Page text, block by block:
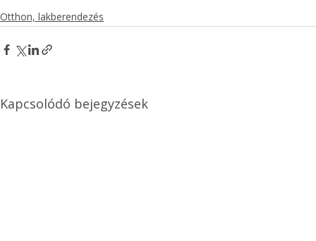
Otthon, lakberendezés
Kapcsolódó bejegyzések